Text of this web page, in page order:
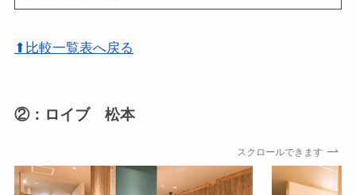
⬆比較一覧表へ戻る
②：ロイブ 松本
スクロールできます